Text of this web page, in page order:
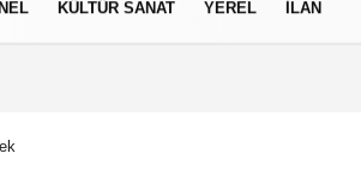
KÜLTÜR SANAT YEREL İLAN